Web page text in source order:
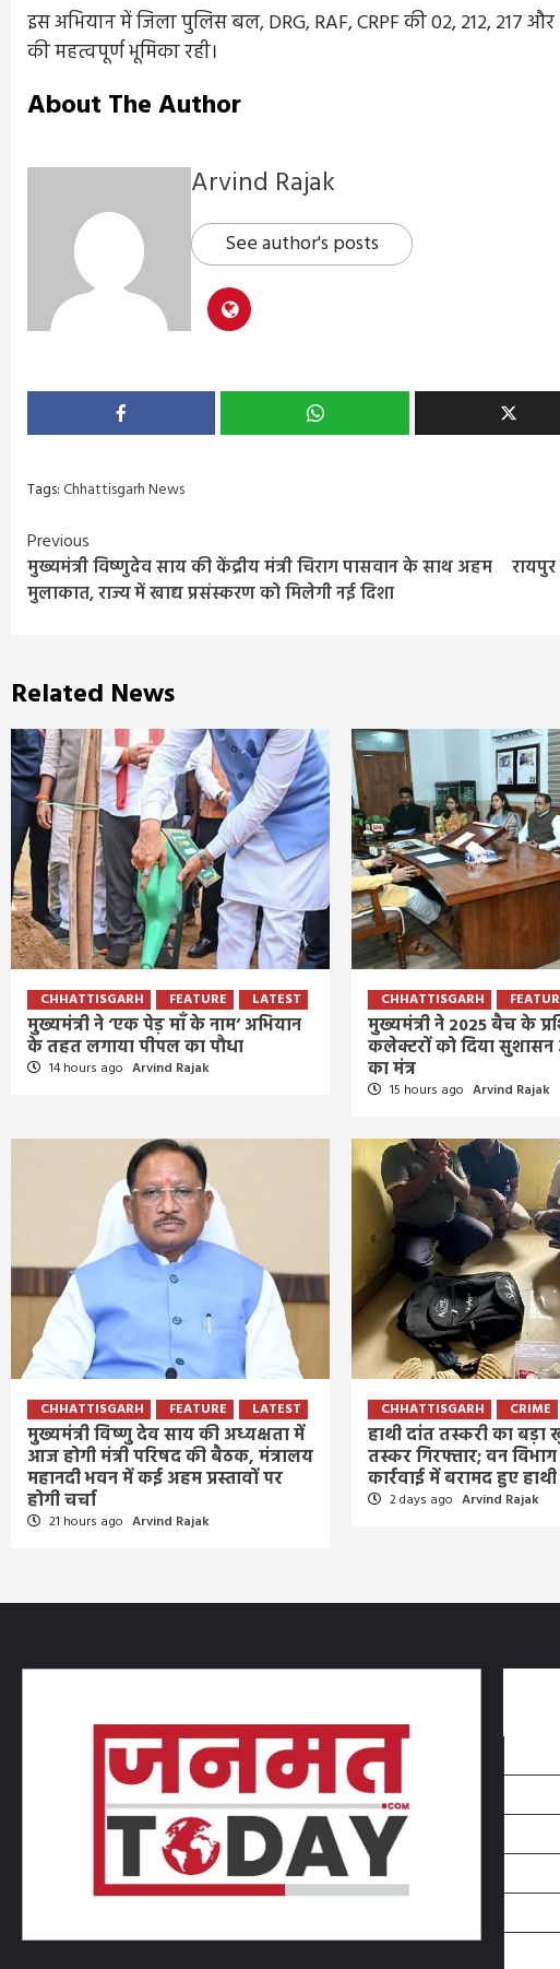
इस अभियान में जिला पुलिस बल, DRG, RAF, CRPF की 02, 212, 217
की महत्वपूर्ण भूमिका रही।
About The Author
Arvind Rajak
See author's posts
Tags:Chhattisgarh News
Continue
Reading
Previous
मुख्यमंत्री विष्णुदेव साय की केंद्रीय मंत्री चिराग पासवान के साथ अहम
मुलाकात, राज्य में खाद्य प्रसंस्करण को मिलेगी नई दिशा
Related News
CHHATTISGARH FEATURE LATEST
मुख्यमंत्री ने ‘एक पेड़ माँ के नाम’ अभियान
के तहत लगाया पीपल का पौधा
14 hours ago Arvind Rajak
CHHATTISGARH
मुख्यमंत्री ने 2025 बैच के
कलेक्टरों को दिया
का मंत्र
15 hours ago Arvind Rajak
CHHATTISGARH FEATURE LATEST
मुख्यमंत्री विष्णु देव साय की अध्यक्षता में
आज होगी मंत्री परिषद की बैठक, मंत्रालय
महानदी भवन में कई अहम प्रस्तावों पर
होगी चर्चा
21 hours ago Arvind Rajak
CHHATTISGARH CRIME
हाथी दांत तस्करी का बड़ा
तस्कर गिरफ्तार; वन
कार्रवाई में बरामद हुए
2 days ago Arvind Rajak